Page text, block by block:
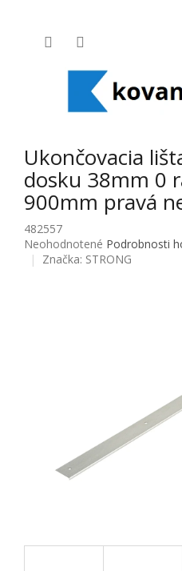
Ukončovacia
dosku 38mm 0
900mm pravá
482557
Priemerné hodnotenie
Neohodnotené Podrobnosti
Značka: STRONG